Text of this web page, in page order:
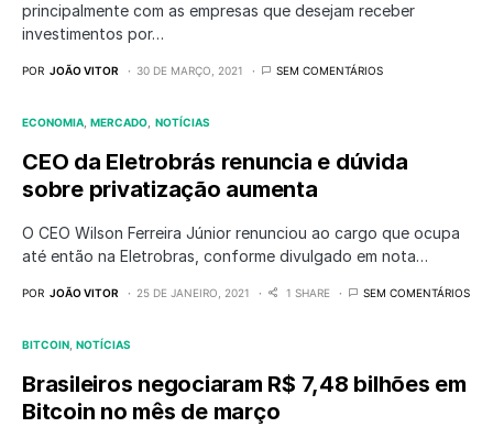
principalmente com as empresas que desejam receber
investimentos por…
POR JOÃO VITOR 30 DE MARÇO, 2021 SEM COMENTÁRIOS
ECONOMIA MERCADO NOTÍCIAS
CEO da Eletrobrás renuncia e dúvida
sobre privatização aumenta
O CEO Wilson Ferreira Júnior renunciou ao cargo que ocupa
até então na Eletrobras, conforme divulgado em nota…
POR JOÃO VITOR 25 DE JANEIRO, 2021 1 SHARE SEM COMENTÁRIOS
BITCOIN NOTÍCIAS
Brasileiros negociaram R$ 7,48 bilhões em
Bitcoin no mês de março